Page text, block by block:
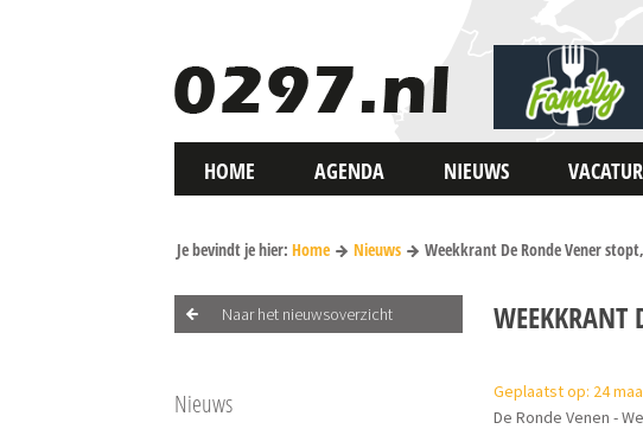
HOME AGENDA NIEUWS
Je bevindt je hier: Home Nieuws Weekkrant De Ronde Vener
Naar het nieuwsoverzicht
Nieuws
WEEKKRANT
Geplaatst op: 24
De Ronde Venen -